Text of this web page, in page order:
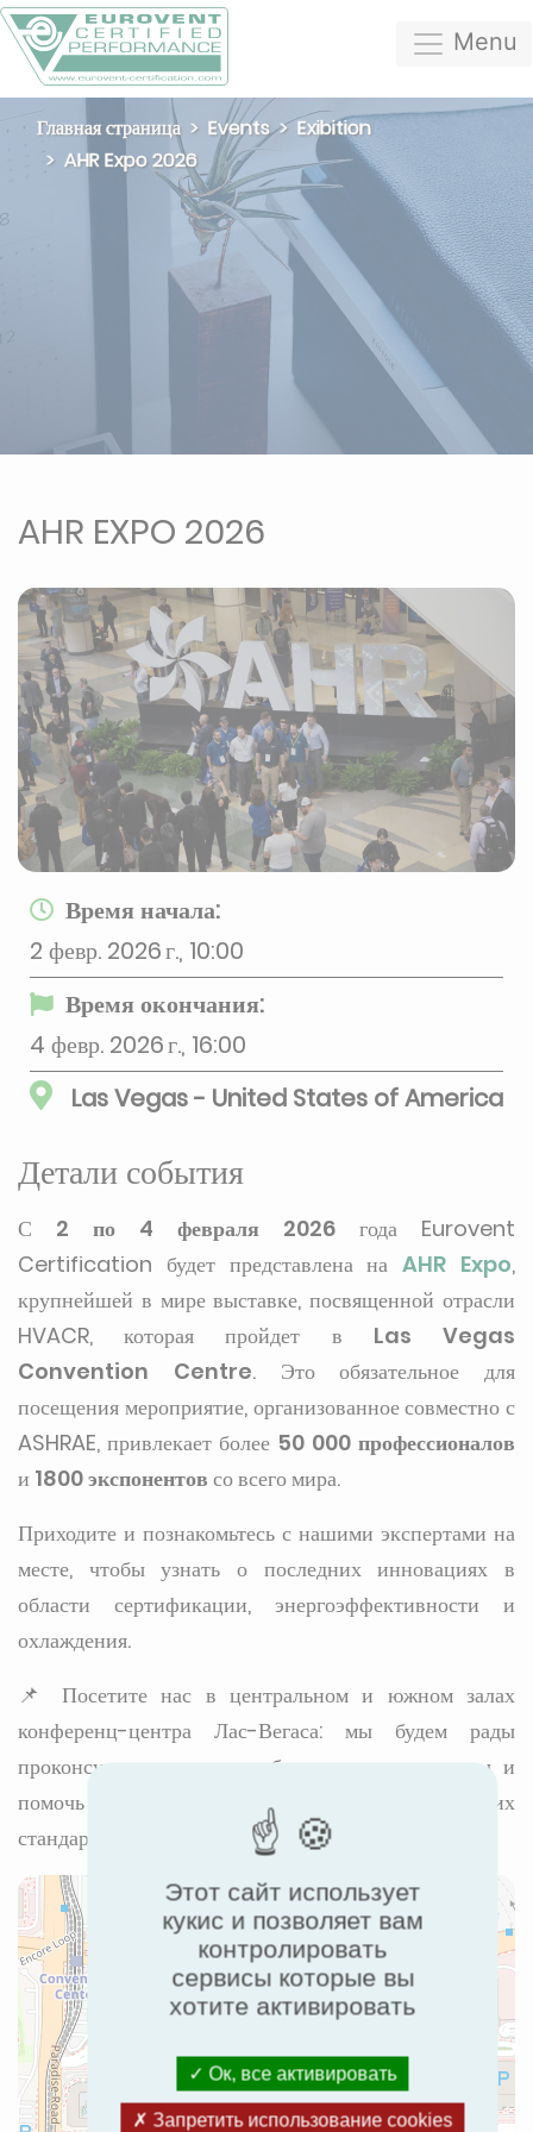
Menu
Главная страница Events
Exibition
AHR Expo 2026
AHR EXPO 2026
Время начала:
2 февр. 2026 г., 10:00
Время окончания:
4 февр. 2026 г., 16:00
Las Vegas - United States of America
Детали события
С 2 по 4 февраля 2026 года Eurovent
Certification будет представлена наAHR Expo,
крупнейшей в мире выставке, посвященной отрасли
HVACR, которая пройдет в Las Vegas
Convention Centre. Это обязательное для
посещения мероприятие, организованное совместно с
ASHRAE, привлекает более 50 000 профессионалов
и 1800 экспонентов со всего мира.
Приходите и познакомьтесь с нашими экспертами на
месте, чтобы узнать о последних инновациях в
области сертификации, энергоэффективности и
охлаждения.
📌 Посетите нас в центральном и южном залах
конференц-центра Лас-Вегаса: мы будем рады
проконсультировать вас, обсудить ваши проекты и
помочь вам достичь нормативных и экологических
стандартов.
Этот сайт использует
кукис и позволяет вам
контролировать
сервисы которые вы
хотите активировать
Ок, все активировать
Запретить использование cookies